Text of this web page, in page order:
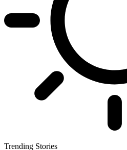
Trending Stories